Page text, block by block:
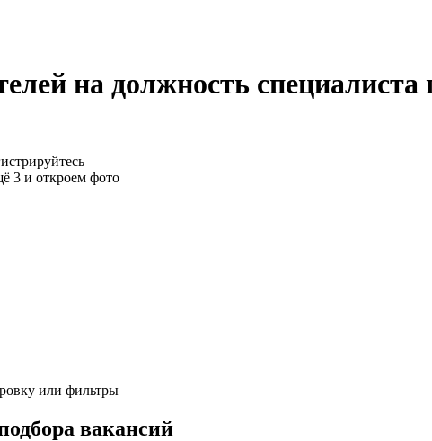
на должность
3 и откроем фото
или фильтры
вакансий